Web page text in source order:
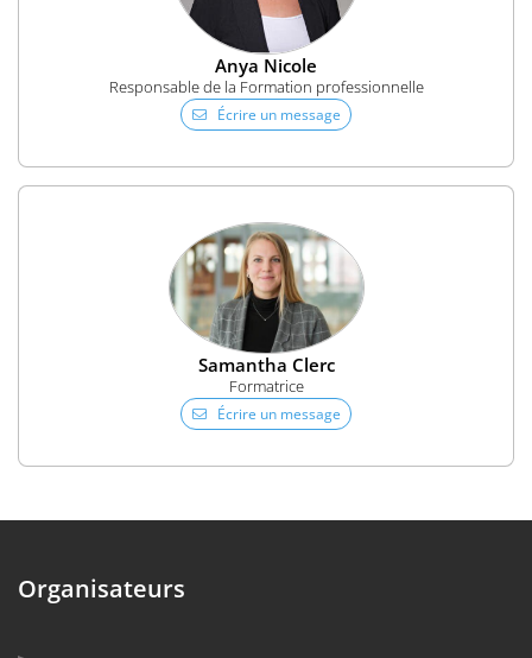
Anya Nicole
Responsable de la Formation professionnelle
Écrire un message
Samantha Clerc
Formatrice
Écrire un message
Organisateurs